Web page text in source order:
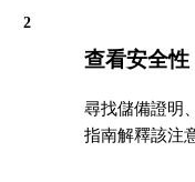
2
查看安全性
尋找儲備證明
指南解釋該注